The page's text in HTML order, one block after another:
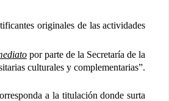
Licenciada
la
Facultad
Ciencias
originales de las actividades
por parte de la Secretaría de la
culturales y complementarias”.
a la titulación donde surta